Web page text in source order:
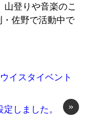
山登りや音楽のこ
佐野で活動中で
イスタイベント
»
しました。